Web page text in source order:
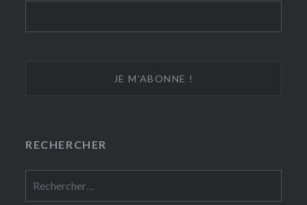
RECHERCHER